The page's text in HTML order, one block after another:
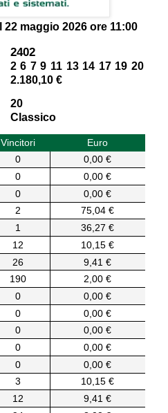
22 maggio 2026 ore 11:00
2402
2 6 7 9 11 13 14 17 19 20
2.180,10 €
20
Classico
Vincitori
Euro
0
0,00 €
0
0,00 €
0
0,00 €
2
75,04 €
1
36,27 €
12
10,15 €
26
9,41 €
190
2,00 €
0
0,00 €
0
0,00 €
0
0,00 €
0
0,00 €
0
0,00 €
3
10,15 €
12
9,41 €